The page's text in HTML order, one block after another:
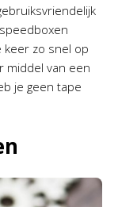
zo snel op
middel van een
je geen tape